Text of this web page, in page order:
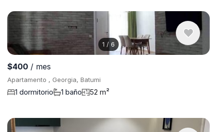
1 / 6
$400 / mes
Apartamento , Georgia, Batumi
1 dormitorio 1 baño 52 m²